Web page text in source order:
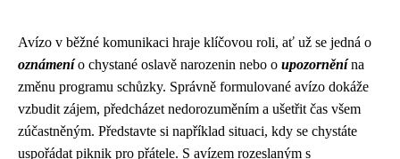
Avízo v běžné komunikaci hraje klíčovou roli, ať už se jedná o
oznámenío chystané oslavě narozenin nebo o upozorněnína
změnu programu schůzky. Správně formulované avízo dokáže
vzbudit zájem, předcházet nedorozuměním a ušetřit čas všem
zúčastněným. Představte si například situaci, kdy se chystáte
uspořádat piknik pro přátele. S avízem rozeslaným s